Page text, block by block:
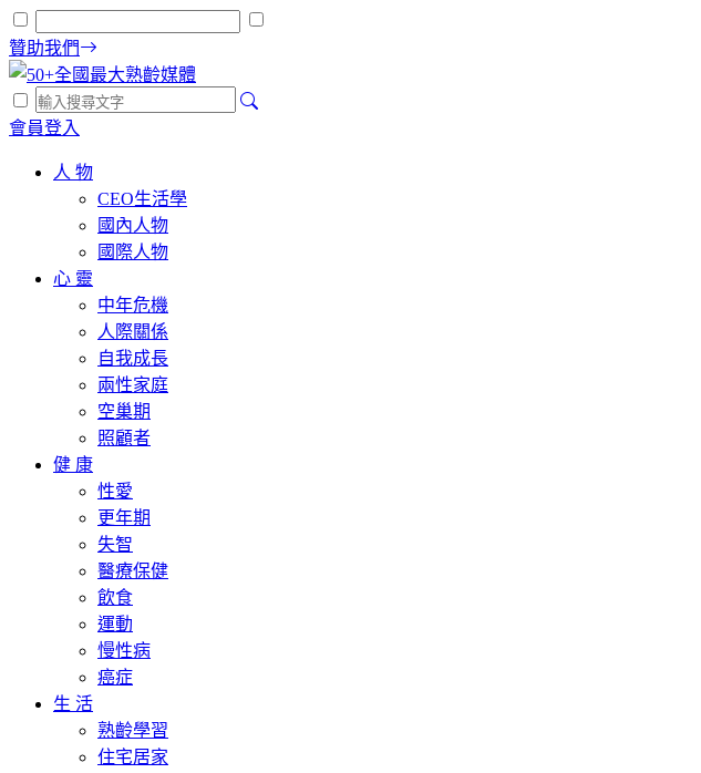
贊助我們
會員登入
人 物
CEO生活學
國內人物
國際人物
心 靈
中年危機
人際關係
自我成長
兩性家庭
空巢期
照顧者
健 康
性愛
更年期
失智
醫療保健
飲食
運動
慢性病
癌症
生 活
熟齡學習
住宅居家